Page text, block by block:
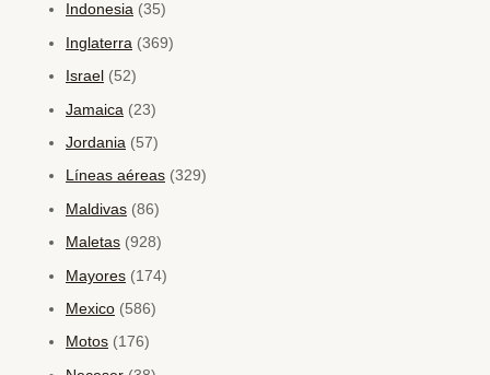
Indonesia (35)
Inglaterra (369)
Israel (52)
Jamaica (23)
Jordania (57)
Líneas aéreas (329)
Maldivas (86)
Maletas (928)
Mayores (174)
Mexico (586)
Motos (176)